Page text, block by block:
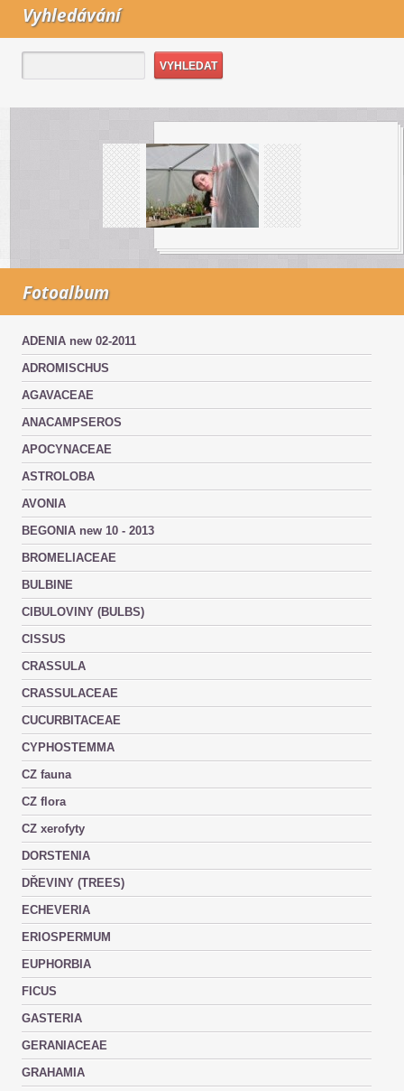
Vyhledávání
Fotoalbum
ADENIA new 02-2011
ADROMISCHUS
AGAVACEAE
ANACAMPSEROS
APOCYNACEAE
ASTROLOBA
AVONIA
BEGONIA new 10 - 2013
BROMELIACEAE
BULBINE
CIBULOVINY (BULBS)
CISSUS
CRASSULA
CRASSULACEAE
CUCURBITACEAE
CYPHOSTEMMA
CZ fauna
CZ flora
CZ xerofyty
DORSTENIA
DŘEVINY (TREES)
ECHEVERIA
ERIOSPERMUM
EUPHORBIA
FICUS
GASTERIA
GERANIACEAE
GRAHAMIA